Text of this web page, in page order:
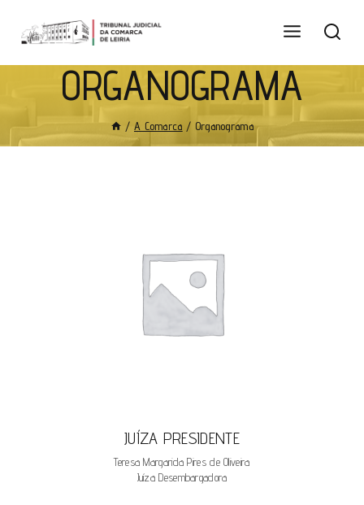
ORGANOGRAMA
/ A Comarca / Organograma
JUÍZA PRESIDENTE
Teresa Margarida Pires de Oliveira
Juíza Desembargadora